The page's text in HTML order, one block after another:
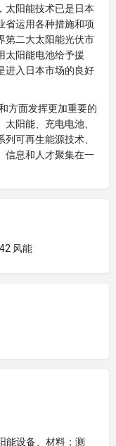
太阳能技术已是日本
省运用各种措施和项
第二大太阳能光伏市
太阳能电池给予援
进入日本市场的良好
方面发挥更加重要的
阳能、充电电池、
可再生能源技术、
信息和人才聚集在一
风能
能设备、材料；测